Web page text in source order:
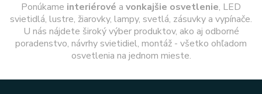
Ponúkame interiérové a vonkajšie osvetlenie, LED
svietidlá, lustre, žiarovky, lampy, svetlá, zásuvky a vypínače.
U nás nájdete široký výber produktov, ako aj odborné
poradenstvo, návrhy svietidiel, montáž - všetko ohľadom
osvetlenia na jednom mieste.